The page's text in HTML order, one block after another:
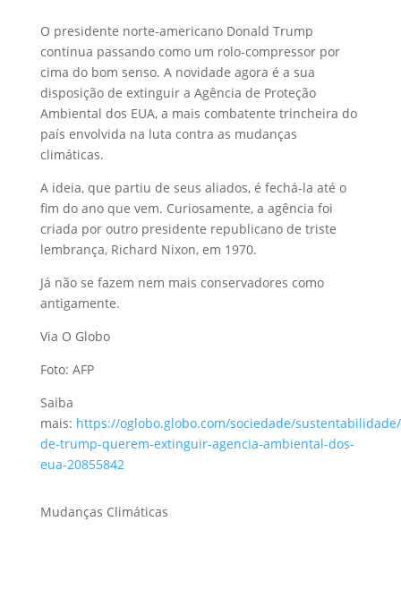
O presidente norte-americano Donald Trump
continua passando como um rolo-compressor por
cima do bom senso. A novidade agora é a sua
disposição de extinguir a Agência de Proteção
Ambiental dos EUA, a mais combatente trincheira do
país envolvida na luta contra as mudanças
climáticas.
A ideia, que partiu de seus aliados, é fechá-la até o
fim do ano que vem. Curiosamente, a agência foi
criada por outro presidente republicano de triste
lembrança, Richard Nixon, em 1970.
Já não se fazem nem mais conservadores como
antigamente.
Via O Globo
Foto: AFP
Saiba
mais: https://oglobo.globo.com/sociedade/
de-trump-querem-extinguir-agencia-ambiental-dos-
eua-20855842
Mudanças Climáticas